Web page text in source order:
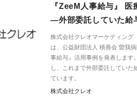
『ZeeM人事給与』
―外部委託していた給
株式会社クレオマーケティング
は、公益財団法人 積善会 曽我
事給与』活用事例を発表します
し、これまで外部委託してい
ています。
株式会社クレオ